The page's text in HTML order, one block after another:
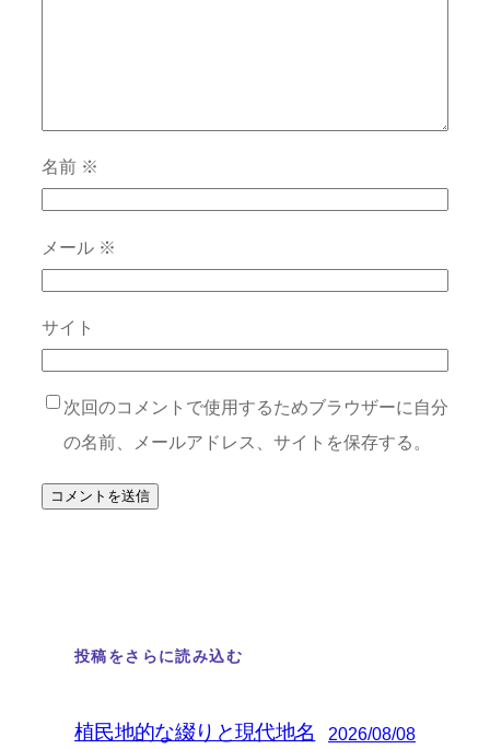
名前 ※
メール ※
サイト
次回のコメントで使用するためブラウザーに自分
の名前、メールアドレス、サイトを保存する。
投稿をさらに読み込む
植民地的な綴りと現代地名 2026/08/08